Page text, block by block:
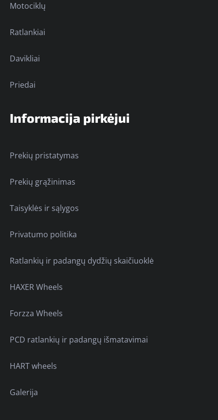
Motociklų
Ratlankiai
Davikliai
Priedai
Informacija pirkėjui
Prekių pristatymas
Prekių grąžinimas
Taisyklės ir sąlygos
Privatumo politika
Ratlankių ir padangų dydžių skaičiuoklė
HAXER Wheels
Forzza Wheels
PCD ratlankių ir padangų išmatavimai
HART wheels
Galerija